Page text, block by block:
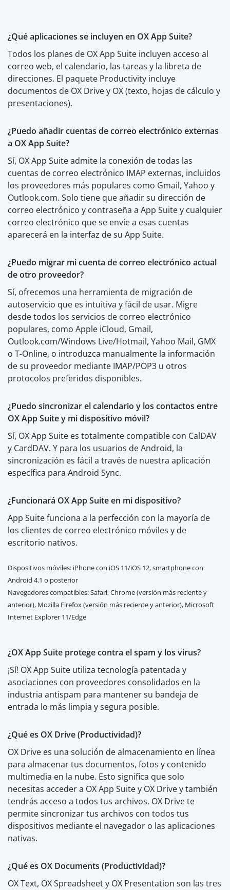
¿Qué aplicaciones se incluyen en OX App Suite?
Todos los planes de OX App Suite incluyen acceso al
correo web, el calendario, las tareas y la libreta de
direcciones. El paquete Productivity incluye
documentos de OX Drive y OX (texto, hojas de cálculo y
presentaciones).
¿Puedo añadir cuentas de correo electrónico externas
a OX App Suite?
Sí, OX App Suite admite la conexión de todas las
cuentas de correo electrónico IMAP externas, incluidos
los proveedores más populares como Gmail, Yahoo y
Outlook.com. Solo tiene que añadir su dirección de
correo electrónico y contraseña a App Suite y cualquier
correo electrónico que se envíe a esas cuentas
aparecerá en la interfaz de su App Suite.
¿Puedo migrar mi cuenta de correo electrónico actual
de otro proveedor?
Sí, ofrecemos una herramienta de migración de
autoservicio que es intuitiva y fácil de usar. Migre
desde todos los servicios de correo electrónico
populares, como Apple iCloud, Gmail,
Outlook.com/Windows Live/Hotmail, Yahoo Mail, GMX
o T-Online, o introduzca manualmente la información
de su proveedor mediante IMAP/POP3 u otros
protocolos preferidos disponibles.
¿Puedo sincronizar el calendario y los contactos entre
OX App Suite y mi dispositivo móvil?
Sí, OX App Suite es totalmente compatible con CalDAV
y CardDAV. Y para los usuarios de Android, la
sincronización es fácil a través de nuestra aplicación
específica para Android Sync.
¿Funcionará OX App Suite en mi dispositivo?
App Suite funciona a la perfección con la mayoría de
los clientes de correo electrónico móviles y de
escritorio nativos.
Dispositivos móviles: iPhone con iOS 11/iOS 12, smartphone con
Android 4.1 o posterior
Navegadores compatibles: Safari, Chrome (versión más reciente y
anterior), Mozilla Firefox (versión más reciente y anterior), Microsoft
Internet Explorer 11/Edge
¿OX App Suite protege contra el spam y los virus?
¡Sí! OX App Suite utiliza tecnología patentada y
asociaciones con proveedores consolidados en la
industria antispam para mantener su bandeja de
entrada lo más limpia y segura posible.
¿Qué es OX Drive (Productividad)?
OX Drive es una solución de almacenamiento en línea
para almacenar tus documentos, fotos y contenido
multimedia en la nube. Esto significa que solo
necesitas acceder a OX App Suite y OX Drive y también
tendrás acceso a todos tus archivos. OX Drive te
permite sincronizar tus archivos con todos tus
dispositivos mediante el navegador o las aplicaciones
nativas.
¿Qué es OX Documents (Productividad)?
OX Text, OX Spreadsheet y OX Presentation son las tres